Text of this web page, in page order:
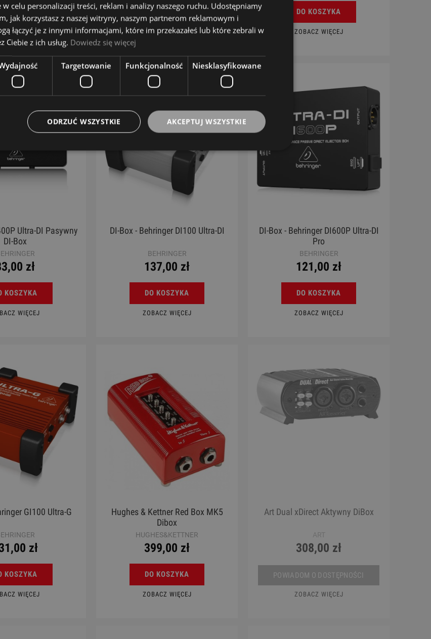
KOSZYKA
WIĘCEJ
DO KOSZYKA
ZOBACZ WIĘCEJ
DO KOSZYKA
ZOBACZ WIĘCEJ
Ultra-DI Pasywny
DI-Box
zł
KOSZYKA
WIĘCEJ
DI-Box - Behringer DI100 Ultra-DI
BEHRINGER
137,00 zł
DO KOSZYKA
ZOBACZ WIĘCEJ
DI-Box - Behringer DI600P Ultra-DI
Pro
BEHRINGER
121,00 zł
DO KOSZYKA
ZOBACZ WIĘCEJ
GI100 Ultra-G
zł
KOSZYKA
WIĘCEJ
Hughes & Kettner Red Box MK5
Dibox
HUGHES&KETTNER
399,00 zł
DO KOSZYKA
ZOBACZ WIĘCEJ
Art Dual xDirect Aktywny DiBox
ART
308,00 zł
POWIADOM O DOSTĘPNOŚCI
ZOBACZ WIĘCEJ
celu personalizacji treści, reklam i analizy naszego ruchu. Udostępniamy
jak korzystasz z naszej witryny, naszym partnerom reklamowym i
łączyć je z innymi informacjami, które im przekazałeś lub które zebrali w
Ciebie z ich usług. Dowiedz się więcej
Targetowanie Funkcjonalność Niesklasyfikowane
AKCEPTUJ WSZYSTKIE
ODRZUĆ WSZYSTKIE